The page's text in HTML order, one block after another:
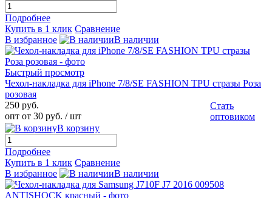
Подробнее
Купить в 1 клик Сравнение
В избранное
В наличии
Быстрый просмотр
Чехол-накладка для iPhone 7/8/SE FASHION TPU стразы Роза
розовая
250 руб.
опт от 30 руб. / шт
Стать
оптовиком
В корзину
Подробнее
Купить в 1 клик Сравнение
В избранное
В наличии